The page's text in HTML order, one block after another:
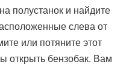
полустанок и найдите
слева от
или потяните этот
открыть бензобак. Вам